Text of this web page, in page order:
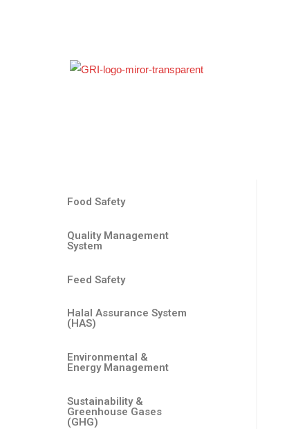
Food Safety
Quality Management
System
Feed Safety
Halal Assurance System
(HAS)
Environmental &
Energy Management
Sustainability &
Greenhouse Gases
(GHG)